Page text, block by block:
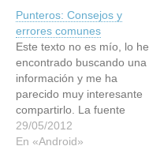
Punteros: Consejos y
errores comunes
Este texto no es mío, lo he
encontrado buscando una
información y me ha
parecido muy interesante
compartirlo. La fuente
original es
http://www.chuidiang.com/c
29/05/2012
En «Android»